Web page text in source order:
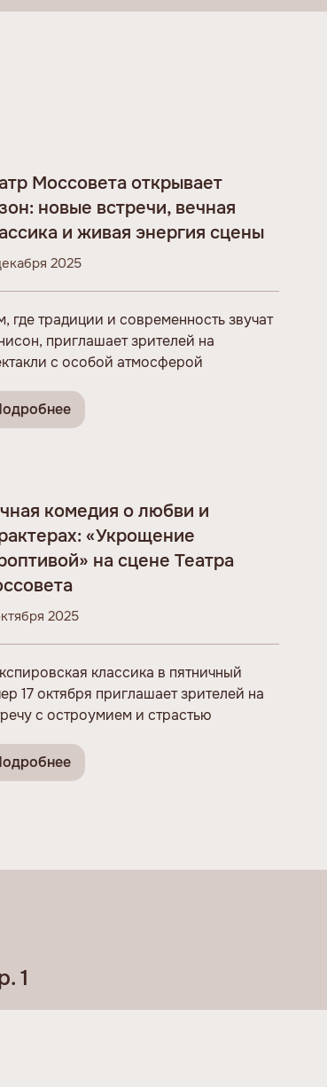
Моссовета открывает
новые встречи, вечная
и живая энергия сцены
2025
где традиции и современность звучат
приглашает зрителей на
с особой атмосферой
комедия о любви и
«Укрощение
на сцене Театра
2025
классика в пятничный
17 октября приглашает зрителей на
с остроумием и страстью
1